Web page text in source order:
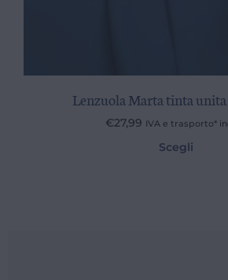
Lenzuola Marta tinta unita
€27,99 IVA e trasporto*
Scegli